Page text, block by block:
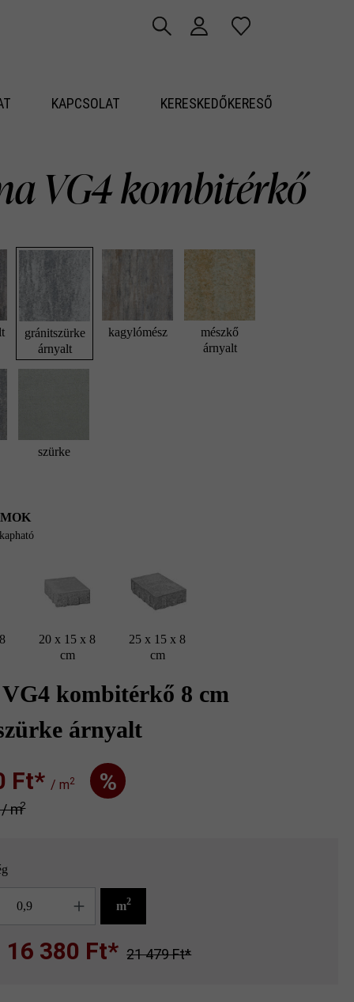
KAPCSOLAT KERESKEDŐKERESŐ
VG4 kombitérkő
gránitszürke
árnyalt
kagylómész
mészkő
árnyalt
szürke
20 x 15 x 8
cm
25 x 15 x 8
cm
VG4 kombitérkő 8 cm
árnyalt
Ft‎‎‎*/ m2 %
/ m2
m2
16 380 Ft* 21 479 Ft*